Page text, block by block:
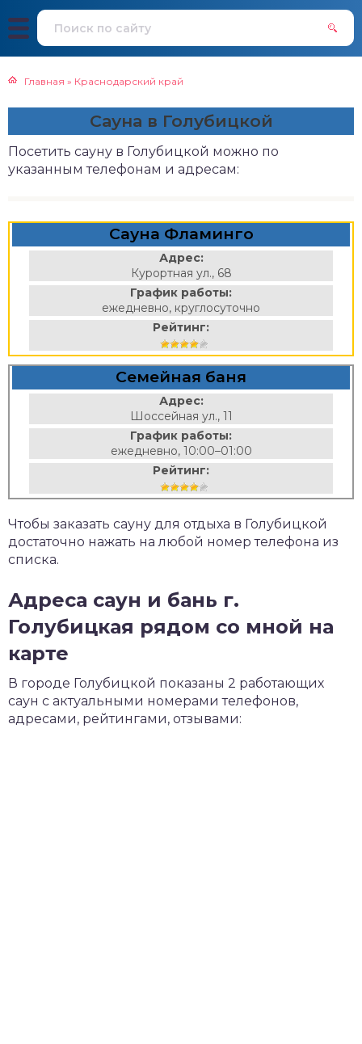
Главная » Краснодарский край
Сауна в Голубицкой
Посетить сауну в Голубицкой можно по
указанным телефонам и адресам:
Сауна Фламинго
Адрес:
Курортная ул., 68
График работы:
ежедневно, круглосуточно
Рейтинг:
Семейная баня
Адрес:
Шоссейная ул., 11
График работы:
ежедневно, 10:00–01:00
Рейтинг:
Чтобы заказать сауну для отдыха в Голубицкой
достаточно нажать на любой номер телефона из
списка.
Адреса саун и бань г.
Голубицкая рядом со мной на
карте
В городе Голубицкой показаны 2 работающих
саун с актуальными номерами телефонов,
адресами, рейтингами, отзывами: